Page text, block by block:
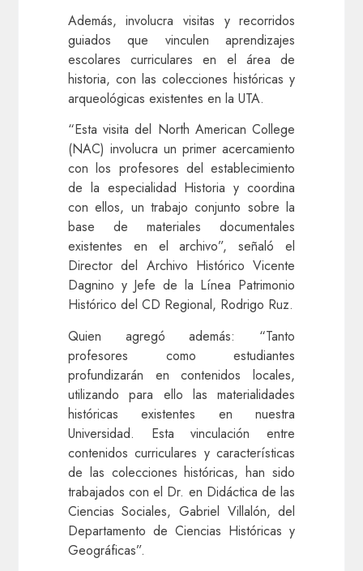
Además, involucra visitas y recorridos
guiados que vinculen aprendizajes
escolares curriculares en el área de
historia, con las colecciones históricas y
arqueológicas existentes en la UTA.
“Esta visita del North American College
(NAC) involucra un primer acercamiento
con los profesores del establecimiento
de la especialidad Historia y coordina
con ellos, un trabajo conjunto sobre la
base de materiales documentales
existentes en el archivo”, señaló el
Director del Archivo Histórico Vicente
Dagnino y Jefe de la Línea Patrimonio
Histórico del CD Regional, Rodrigo Ruz.
Quien agregó además: “Tanto
profesores como estudiantes
profundizarán en contenidos locales,
utilizando para ello las materialidades
históricas existentes en nuestra
Universidad. Esta vinculación entre
contenidos curriculares y características
de las colecciones históricas, han sido
trabajados con el Dr. en Didáctica de las
Ciencias Sociales, Gabriel Villalón, del
Departamento de Ciencias Históricas y
Geográficas”.